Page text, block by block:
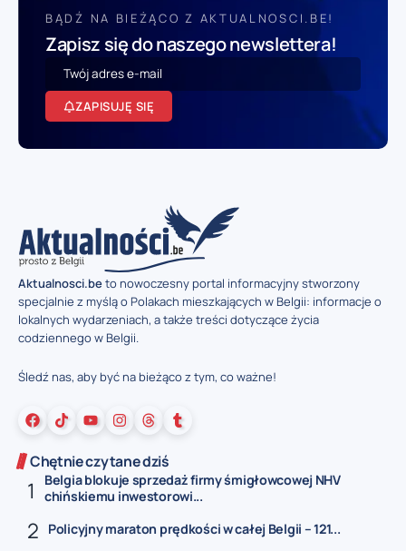
BĄDŹ NA BIEŻĄCO Z AKTUALNOSCI.BE!
Zapisz się do naszego newslettera!
ZAPISUJĘ SIĘ
Aktualnosci.beto nowoczesny portal informacyjny stworzony
specjalnie z myślą o Polakach mieszkających w Belgii: informacje o
lokalnych wydarzeniach, a także treści dotyczące życia
codziennego w Belgii.
Śledź nas, aby być na bieżąco z tym, co ważne!
Chętnie czytane dziś
Belgia blokuje sprzedaż firmy śmigłowcowej NHV
chińskiemu inwestorowi...
Policyjny maraton prędkości w całej Belgii – 121...